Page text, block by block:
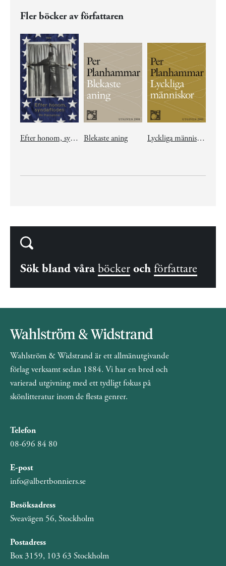
Fler böcker av författaren
Efter honom, syndafloden Blekaste aning Lyckliga människor
Sök bland våra böcker och författare
Wahlström & Widstrand är ett allmänutgivande
förlag verksamt sedan 1884. Vi har en bred och
varierad utgivning med ett tydligt fokus på
skönlitteratur inom de flesta genrer.
Telefon
08-696 84 80
E-post
info@albertbonniers.se
Besöksadress
Sveavägen 56, Stockholm
Postadress
Box 3159, 103 63 Stockholm